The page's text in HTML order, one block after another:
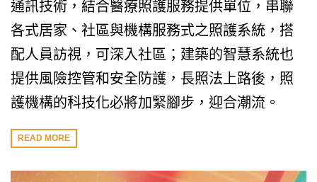
通訊技術，結合醫療照護服務提供單位，串聯
各式居家、社區與機構服務式之照護系統，搭
配人員訪視，可深入社區；建築的智慧系統也
提供風險控管和安全防護，長照法上路後，照
護機構的科技化必將加緊腳步，迎合潮流。
READ MORE